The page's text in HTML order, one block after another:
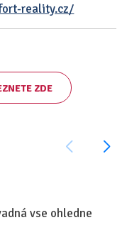
reality.cz/
ZDE
vse ohledne